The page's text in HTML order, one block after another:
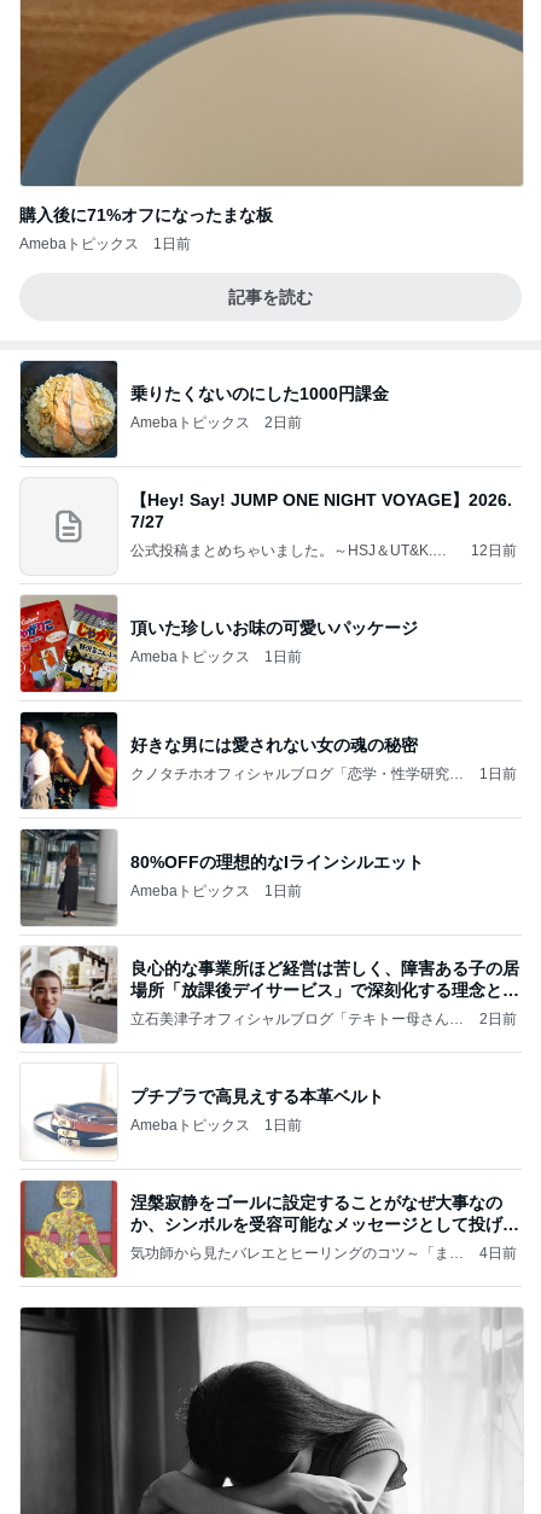
購入後に71%オフになったまな板
Amebaトピックス 1日前
記事を読む
乗りたくないのにした1000円課金
Amebaトピックス 2日前
【Hey! Say! JUMP ONE NIGHT VOYAGE】2026.
7/27
公式投稿まとめちゃいました。～HSJ＆UT&K.O.
12日前
頂いた珍しいお味の可愛いパッケージ
Amebaトピックス 1日前
好きな男には愛されない女の魂の秘密
クノタチホオフィシャルブログ「恋学・性学研究
1日前
80%OFFの理想的なIラインシルエット
Amebaトピックス 1日前
良心的な事業所ほど経営は苦しく、障害ある子の居
場所「放課後デイサービス」で深刻化する理念と現
実の
立石美津子オフィシャルブログ「テキトー母さんの
2日前
プチプラで高見えする本革ベルト
Amebaトピックス 1日前
涅槃寂静をゴールに設定することがなぜ大事なの
か、シンボルを受容可能なメッセージとして投げる
ことが
気功師から見たバレエとヒーリングのコツ～「まと
4日前